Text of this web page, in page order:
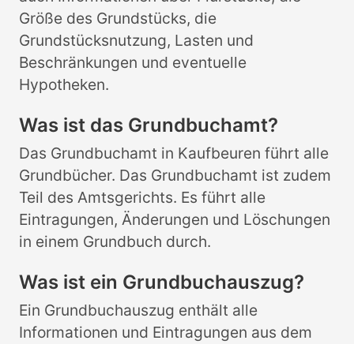
Größe des Grundstücks, die
Grundstücksnutzung, Lasten und
Beschränkungen und eventuelle
Hypotheken.
Was ist das Grundbuchamt?
Das Grundbuchamt in Kaufbeuren führt alle
Grundbücher. Das Grundbuchamt ist zudem
Teil des Amtsgerichts. Es führt alle
Eintragungen, Änderungen und Löschungen
in einem Grundbuch durch.
Was ist ein Grundbuchauszug?
Ein Grundbuchauszug enthält alle
Informationen und Eintragungen aus dem